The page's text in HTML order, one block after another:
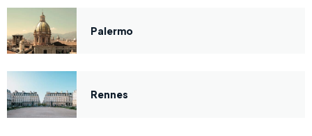
Palermo
Rennes